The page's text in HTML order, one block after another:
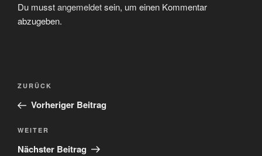
Du musstangemeldetsein, um einen Kommentar
abzugeben.
Beitragsnavigation
Vorheriger
Beitrag
ZURÜCK
Vorheriger Beitrag
Nächster
Beitrag
WEITER
Nächster Beitrag